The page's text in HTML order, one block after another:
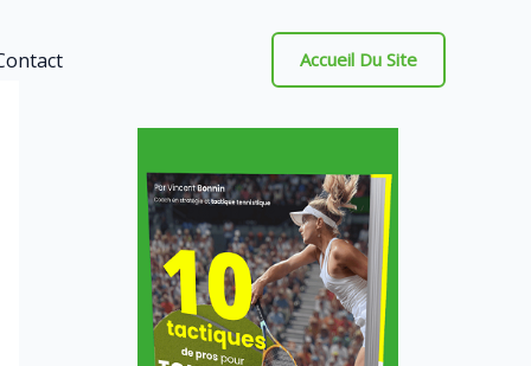
Accueil Du Site